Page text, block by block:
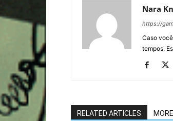
Nara
https://
Caso
tempos.
RELATED ARTICLES